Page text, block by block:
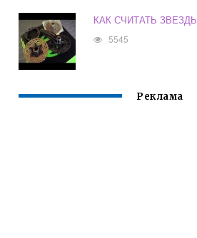
КАК СЧИТАТЬ
5545
Реклама